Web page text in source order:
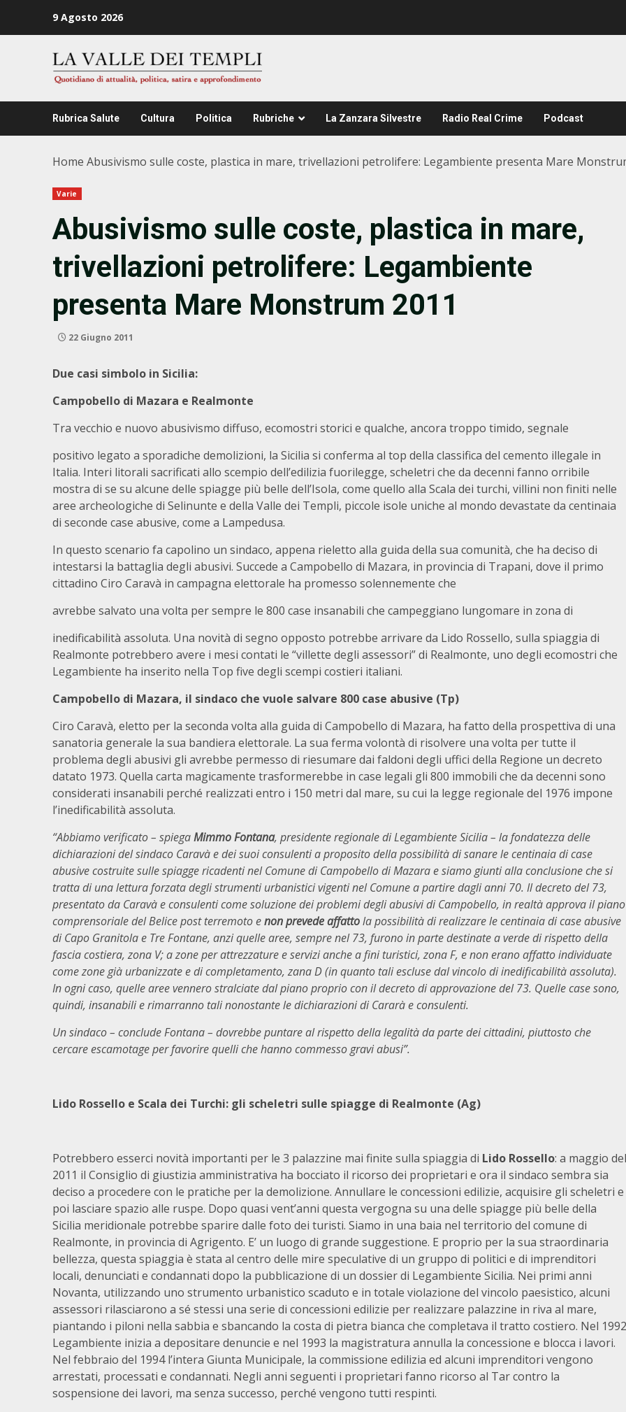
9 Agosto 2026
Rubrica Salute Cultura Politica Rubriche La Zanzara Silvestre Radio Real Crime Podcast
Home Abusivismo sulle coste, plastica in mare, trivellazioni petrolifere: Legambiente presenta Mare
Varie
Abusivismo sulle coste, plastica in mare,
trivellazioni petrolifere: Legambiente
presenta Mare Monstrum 2011
22 Giugno 2011
Due casi simbolo in Sicilia:
Campobello di Mazara e Realmonte
Tra vecchio e nuovo abusivismo diffuso, ecomostri storici e qualche, ancora troppo timido, segnale
positivo legato a sporadiche demolizioni, la Sicilia si conferma al top della classifica del cemento illegale in
Italia. Interi litorali sacrificati allo scempio dell’edilizia fuorilegge, scheletri che da decenni fanno orribile
mostra di se su alcune delle spiagge più belle dell’Isola, come quello alla Scala dei turchi, villini non finiti nelle
aree archeologiche di Selinunte e della Valle dei Templi, piccole isole uniche al mondo devastate da centinaia
di seconde case abusive, come a Lampedusa.
In questo scenario fa capolino un sindaco, appena rieletto alla guida della sua comunità, che ha deciso di
intestarsi la battaglia degli abusivi. Succede a Campobello di Mazara, in provincia di Trapani, dove il primo
cittadino Ciro Caravà in campagna elettorale ha promesso solennemente che
avrebbe salvato una volta per sempre le 800 case insanabili che campeggiano lungomare in zona di
inedificabilità assoluta. Una novità di segno opposto potrebbe arrivare da Lido Rossello, sulla spiaggia di
Realmonte potrebbero avere i mesi contati le “villette degli assessori” di Realmonte, uno degli ecomostri che
Legambiente ha inserito nella Top five degli scempi costieri italiani.
Campobello di Mazara, il sindaco che vuole salvare 800 case abusive (Tp)
Ciro Caravà, eletto per la seconda volta alla guida di Campobello di Mazara, ha fatto della prospettiva di una
sanatoria generale la sua bandiera elettorale. La sua ferma volontà di risolvere una volta per tutte il
problema degli abusivi gli avrebbe permesso di riesumare dai faldoni degli uffici della Regione un decreto
datato 1973. Quella carta magicamente trasformerebbe in case legali gli 800 immobili che da decenni sono
considerati insanabili perché realizzati entro i 150 metri dal mare, su cui la legge regionale del 1976 impone
l’inedificabilità assoluta.
“Abbiamo verificato – spiegaMimmo Fontana, presidente regionale di Legambiente Sicilia – la fondatezza delle
dichiarazioni del sindaco Caravà e dei suoi consulenti a proposito della possibilità di sanare le centinaia di case
abusive costruite sulle spiagge ricadenti nel Comune di Campobello di Mazara e siamo giunti alla conclusione che si
tratta di una lettura forzata degli strumenti urbanistici vigenti nel Comune a partire dagli anni 70. Il decreto del 73,
presentato da Caravà e consulenti come soluzione dei problemi degli abusivi di Campobello, in realtà approva il piano
comprensoriale del Belice post terremoto enon prevede affattola possibilità di realizzare le centinaia di case abusive
di Capo Granitola e Tre Fontane, anzi quelle aree, sempre nel 73, furono in parte destinate a verde di rispetto della
fascia costiera, zona V; a zone per attrezzature e servizi anche a fini turistici, zona F, e non erano affatto individuate
come zone già urbanizzate e di completamento, zana D (in quanto tali escluse dal vincolo di inedificabilità assoluta).
In ogni caso, quelle aree vennero stralciate dal piano proprio con il decreto di approvazione del 73. Quelle case sono,
quindi, insanabili e rimarranno tali nonostante le dichiarazioni di Cararà e consulenti.
Un sindaco – conclude Fontana – dovrebbe puntare al rispetto della legalità da parte dei cittadini, piuttosto che
cercare escamotage per favorire quelli che hanno commesso gravi abusi”.
Lido Rossello e Scala dei Turchi: gli scheletri sulle spiagge di Realmonte (Ag)
Potrebbero esserci novità importanti per le 3 palazzine mai finite sulla spiaggia di Lido Rossello: a maggio del
2011 il Consiglio di giustizia amministrativa ha bocciato il ricorso dei proprietari e ora il sindaco sembra sia
deciso a procedere con le pratiche per la demolizione. Annullare le concessioni edilizie, acquisire gli scheletri e
poi lasciare spazio alle ruspe. Dopo quasi vent’anni questa vergogna su una delle spiagge più belle della
Sicilia meridionale potrebbe sparire dalle foto dei turisti. Siamo in una baia nel territorio del comune di
Realmonte, in provincia di Agrigento. E’ un luogo di grande suggestione. E proprio per la sua straordinaria
bellezza, questa spiaggia è stata al centro delle mire speculative di un gruppo di politici e di imprenditori
locali, denunciati e condannati dopo la pubblicazione di un dossier di Legambiente Sicilia. Nei primi anni
Novanta, utilizzando uno strumento urbanistico scaduto e in totale violazione del vincolo paesistico, alcuni
assessori rilasciarono a sé stessi una serie di concessioni edilizie per realizzare palazzine in riva al mare,
piantando i piloni nella sabbia e sbancando la costa di pietra bianca che completava il tratto costiero. Nel 1992
Legambiente inizia a depositare denuncie e nel 1993 la magistratura annulla la concessione e blocca i lavori.
Nel febbraio del 1994 l’intera Giunta Municipale, la commissione edilizia ed alcuni imprenditori vengono
arrestati, processati e condannati. Negli anni seguenti i proprietari fanno ricorso al Tar contro la
sospensione dei lavori, ma senza successo, perché vengono tutti respinti.